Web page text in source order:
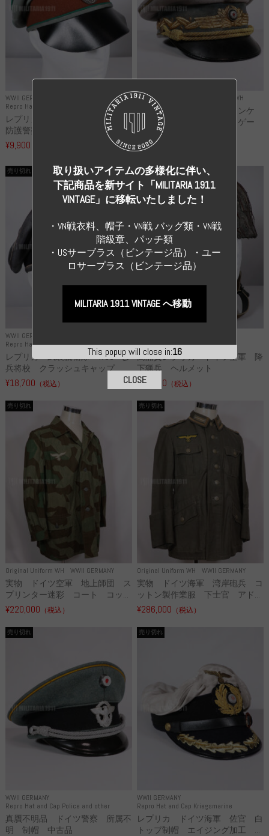
WWII GERMANY
Repro Hat and Cap Police and other
レプリカ ドイツ秩序警察 都市
防護警察 クラッシュキャップ...
¥9,900
WWII GERMANY Repro Uniforms WH
レプリカ ミヒャエル・ヤンケ
製 国家元帥 ヘルマン・ゲー
リ...
¥55,000
WWII GERMANY
Repro Hat and Cap SS and WSS
売り切れ
レプリカ 武装親衛隊 WSS 歩
兵将校 クラッシュキャップ ...
¥18,700 （税込）
Repro Hat and Cap Luftwaffe
売り切れ
高品質レプリカ ドイツ空軍 降
下猟兵 ヘルメット
¥49,800 （税込）
Original Uniform WH WWII GERMANY
売り切れ
実物 ドイツ空軍 地上師団 ス
プリンター迷彩 コート コッ...
¥220,000 （税込）
Original Uniform WH WWII GERMANY
売り切れ
実物 ドイツ海軍 湾岸砲兵 コ
ットン製作業服 下士官 アド...
¥286,000 （税込）
WWII GERMANY
Repro Hat and Cap Police and other
売り切れ
真贋不明品 ドイツ警察 所属不
明 制帽 中古品
WWII GERMANY
Repro Hat and Cap Kriegsmarine
売り切れ
レプリカ ドイツ海軍 佐官 白
トップ制帽 エイジング加工 ...
This popup will close in:16
取り扱いアイテムの多様化に伴い、
下記商品を新サイト「MILITARIA 1911
VINTAGE」に移転いたしました！
・VN戦衣料、帽子・VN戦 バッグ類・VN戦
階級章、パッチ類
・USサーブラス（ビンテージ品）・ユー
ロサープラス（ビンテージ品）
MILITARIA 1911 VINTAGE へ移動
CLOSE